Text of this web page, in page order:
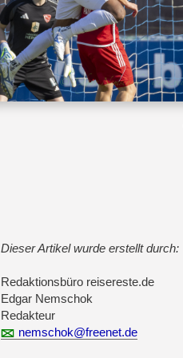
Dieser Artikel wurde erstellt durch:
Redaktionsbüro reisereste.de
Edgar Nemschok
Redakteur
nemschok@freenet.de